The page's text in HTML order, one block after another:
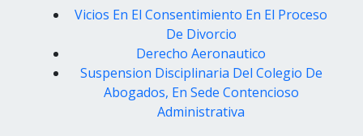
Vicios En El Consentimiento En El Proceso
De Divorcio
Derecho Aeronautico
Suspension Disciplinaria Del Colegio De
Abogados, En Sede Contencioso
Administrativa